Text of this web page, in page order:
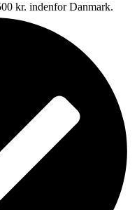
kr. indenfor Danmark.